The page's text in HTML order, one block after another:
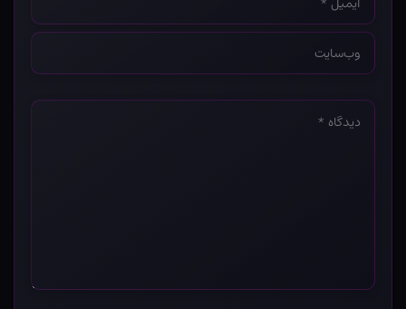
*
وب‌سایت
*
دیدگاه